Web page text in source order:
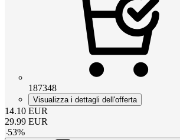
187348
Visualizza i dettagli dell'offerta
14.10 EUR
29.99 EUR
-53%